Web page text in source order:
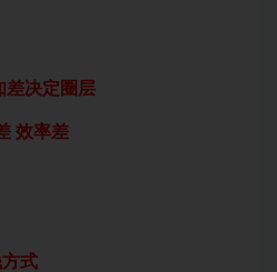
差决定圈层
效率差
式